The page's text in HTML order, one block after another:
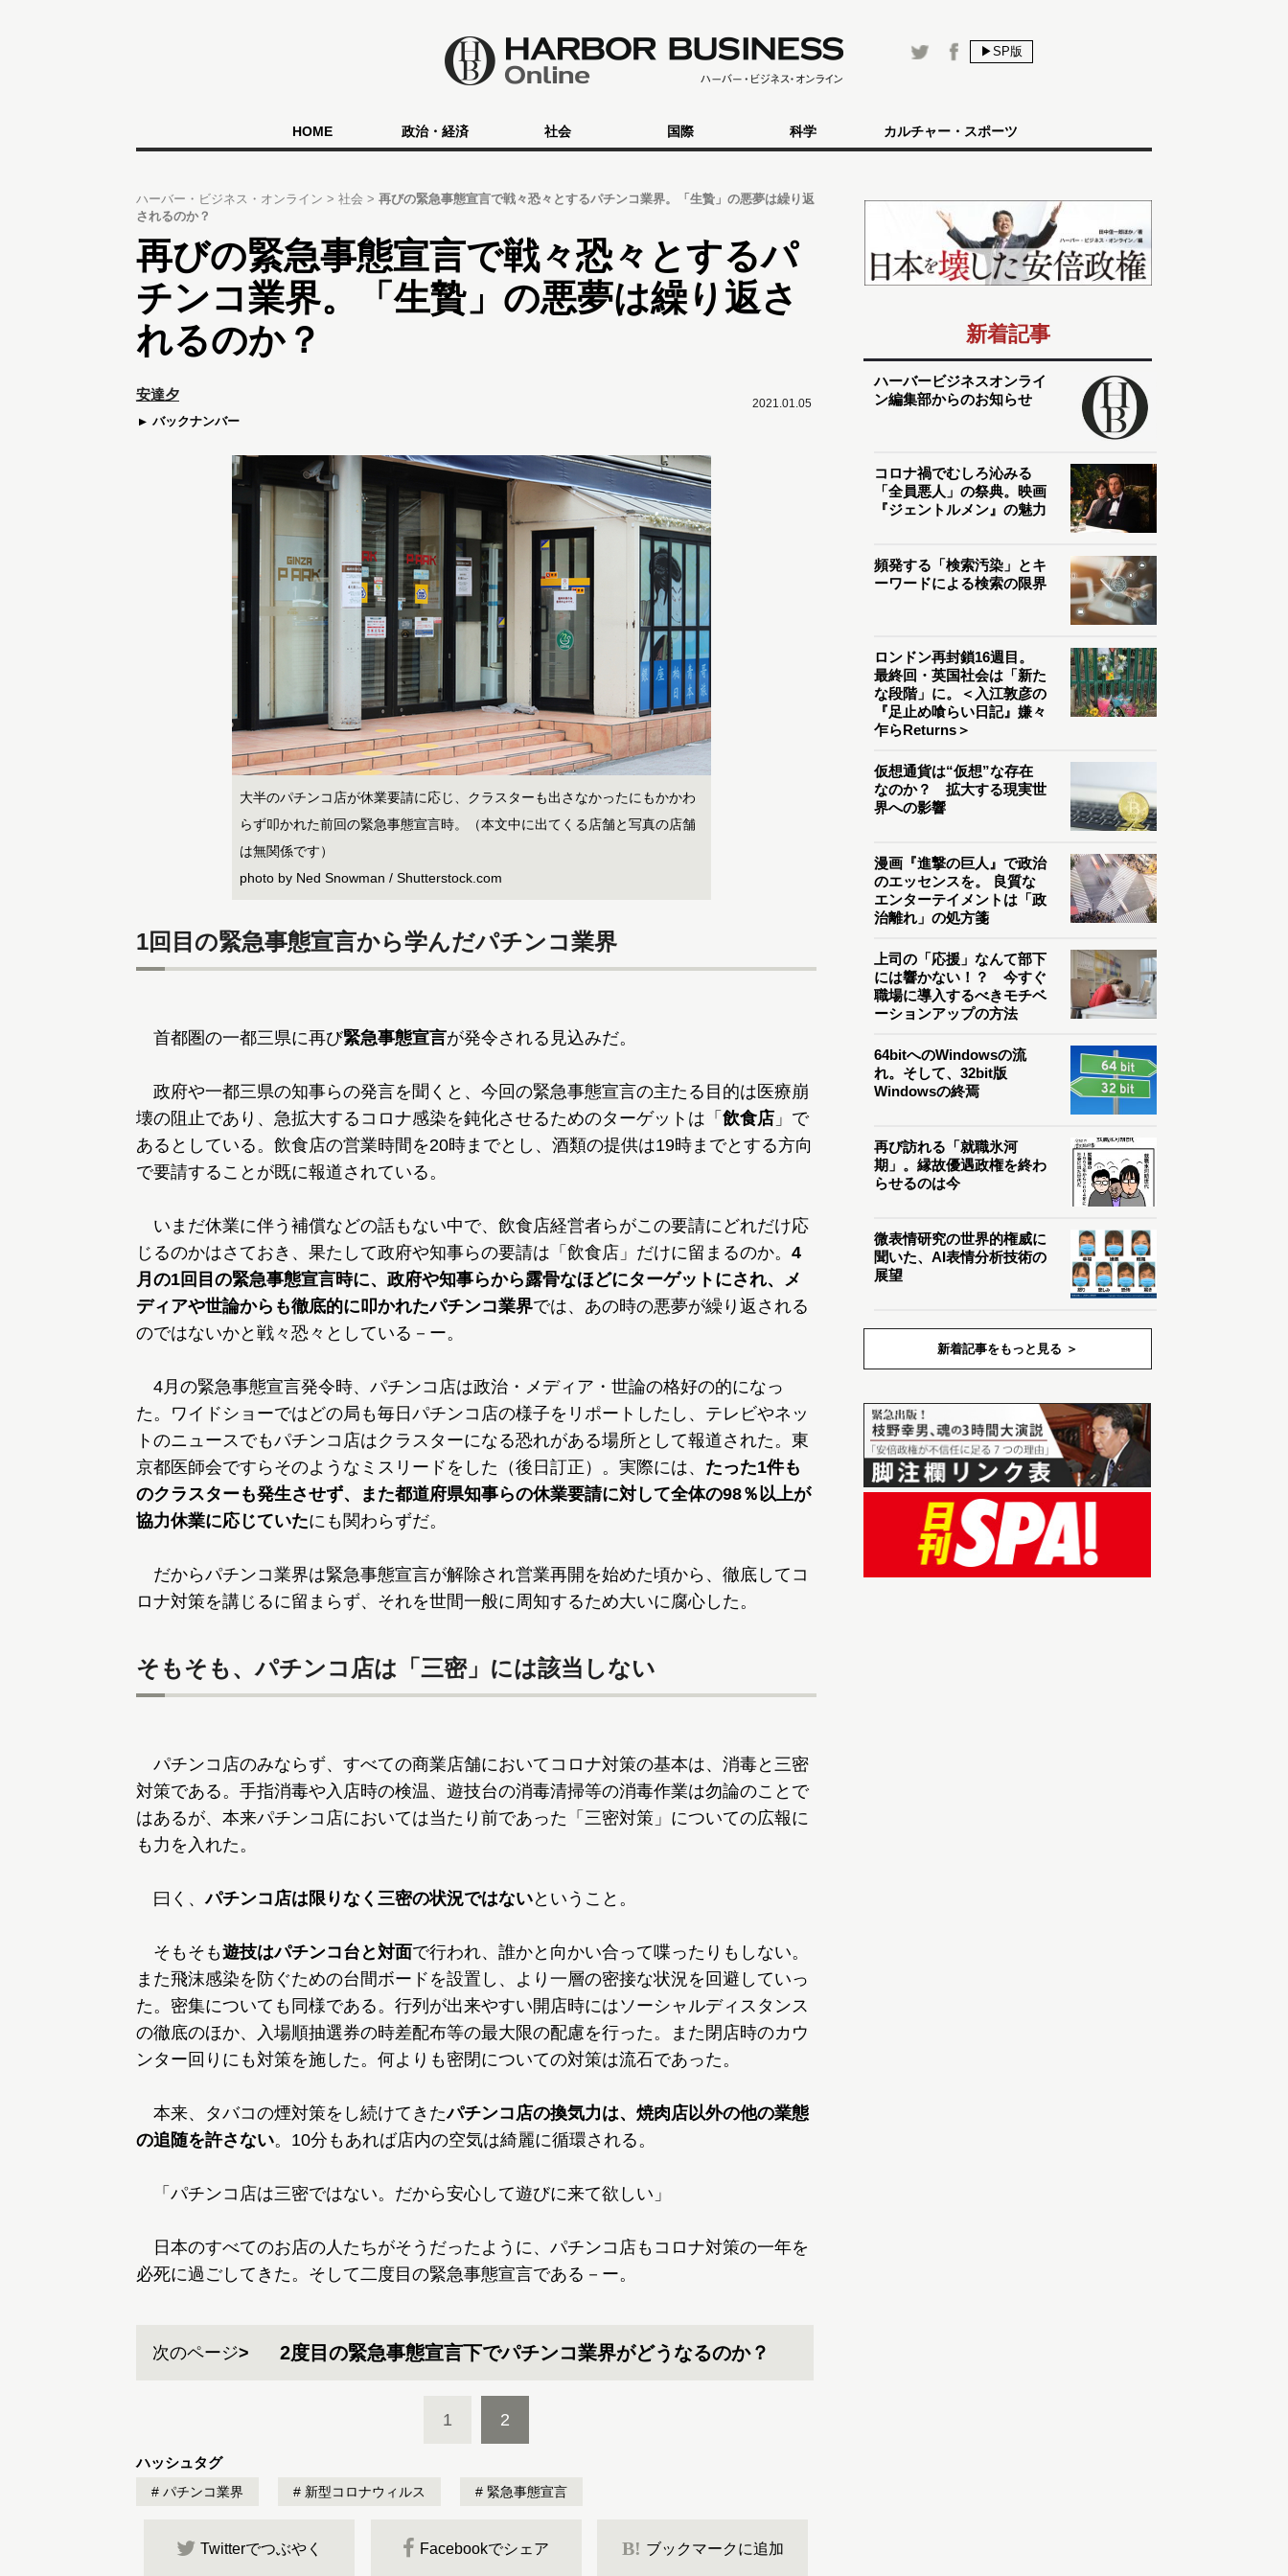
▶SP版
HOME 政治・経済 社会 国際 科学 カルチャー・スポーツ
ハーバー・ビジネス・オンライン 社会
再びの緊急事態宣言で戦々恐々とするパチンコ業界。「生贄」の悪夢は繰り返
されるのか？
再びの緊急事態宣言で戦々恐々とするパ
チンコ業界。「生贄」の悪夢は繰り返さ
れるのか？
2021.01.05
安達夕
バックナンバー
大半のパチンコ店が休業要請に応じ、クラスターも出さなかったにもかかわ
らず叩かれた前回の緊急事態宣言時。（本文中に出てくる店舗と写真の店舗
は無関係です）
photo by Ned Snowman / Shutterstock.com
1回目の緊急事態宣言から学んだパチンコ業界
首都圏の一都三県に再び緊急事態宣言が発令される見込みだ。
政府や一都三県の知事らの発言を聞くと、今回の緊急事態宣言の主たる目的は医療崩
壊の阻止であり、急拡大するコロナ感染を鈍化させるためのターゲットは「 飲食店 」で
あるとしている。飲食店の営業時間を20時までとし、酒類の提供は19時までとする方向
で要請することが既に報道されている。
いまだ休業に伴う補償などの話もない中で、飲食店経営者らがこの要請にどれだけ応
じるのかはさておき、果たして政府や知事らの要請は「飲食店」だけに留まるのか。 4
月の1回目の緊急事態宣言時に、政府や知事らから露骨なほどにターゲットにされ、メ
ディアや世論からも徹底的に叩かれたパチンコ業界では、あの時の悪夢が繰り返される
のではないかと戦々恐々としている－ー。
4月の緊急事態宣言発令時、パチンコ店は政治・メディア・世論の格好の的になっ
た。ワイドショーではどの局も毎日パチンコ店の様子をリポートしたし、テレビやネッ
トのニュースでもパチンコ店はクラスターになる恐れがある場所として報道された。東
京都医師会ですらそのようなミスリードをした（後日訂正）。実際には、 たった1件も
のクラスターも発生させず、また都道府県知事らの休業要請に対して全体の98％以上が
協力休業に応じていたにも関わらずだ。
だからパチンコ業界は緊急事態宣言が解除され営業再開を始めた頃から、徹底してコ
ロナ対策を講じるに留まらず、それを世間一般に周知するため大いに腐心した。
そもそも、パチンコ店は「三密」には該当しない
パチンコ店のみならず、すべての商業店舗においてコロナ対策の基本は、消毒と三密
対策である。手指消毒や入店時の検温、遊技台の消毒清掃等の消毒作業は勿論のことで
はあるが、本来パチンコ店においては当たり前であった「三密対策」についての広報に
も力を入れた。
曰く、パチンコ店は限りなく三密の状況ではないということ。
そもそも遊技はパチンコ台と対面で行われ、誰かと向かい合って喋ったりもしない。
また飛沫感染を防ぐための台間ボードを設置し、より一層の密接な状況を回避していっ
た。密集についても同様である。行列が出来やすい開店時にはソーシャルディスタンス
の徹底のほか、入場順抽選券の時差配布等の最大限の配慮を行った。また閉店時のカウ
ンター回りにも対策を施した。何よりも密閉についての対策は流石であった。
本来、タバコの煙対策をし続けてきたパチンコ店の換気力は、焼肉店以外の他の業態
の追随を許さない。10分もあれば店内の空気は綺麗に循環される。
「パチンコ店は三密ではない。だから安心して遊びに来て欲しい」
日本のすべてのお店の人たちがそうだったように、パチンコ店もコロナ対策の一年を
必死に過ごしてきた。そして二度目の緊急事態宣言である－ー。
次のページ 2度目の緊急事態宣言下でパチンコ業界がどうなるのか？
1 2
ハッシュタグ
パチンコ業界 新型コロナウィルス 緊急事態宣言
Twitterでつぶやく Facebookでシェア B! ブックマークに追加
新着記事
ハーバービジネスオンライ
ン編集部からのお知らせ
コロナ禍でむしろ沁みる
「全員悪人」の祭典。映画
『ジェントルメン』の魅力
頻発する「検索汚染」とキ
ーワードによる検索の限界
ロンドン再封鎖16週目。
最終回・英国社会は「新た
な段階」に。＜入江敦彦の
『足止め喰らい日記』嫌々
乍らReturns＞
仮想通貨は“仮想”な存在
なのか？ 拡大する現実世
界への影響
漫画『進撃の巨人』で政治
のエッセンスを。 良質な
エンターテイメントは「政
治離れ」の処方箋
上司の「応援」なんて部下
には響かない！？ 今すぐ
職場に導入するべきモチベ
ーションアップの方法
64bitへのWindowsの流
れ。そして、32bit版
Windowsの終焉
再び訪れる「就職氷河
期」。縁故優遇政権を終わ
らせるのは今
微表情研究の世界的権威に
聞いた、AI表情分析技術の
展望
新着記事をもっと見る